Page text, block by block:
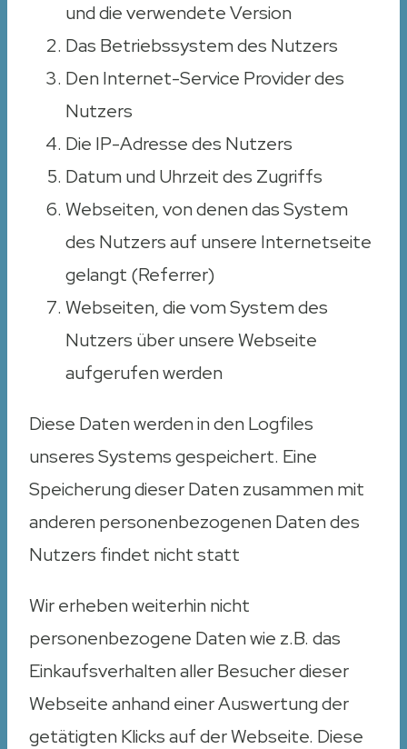
und die verwendete Version
Das Betriebssystem des Nutzers
Den Internet-Service Provider des
Nutzers
Die IP-Adresse des Nutzers
Datum und Uhrzeit des Zugriffs
Webseiten, von denen das System
des Nutzers auf unsere Internetseite
gelangt (Referrer)
Webseiten, die vom System des
Nutzers über unsere Webseite
aufgerufen werden
Diese Daten werden in den Logfiles
unseres Systems gespeichert. Eine
Speicherung dieser Daten zusammen mit
anderen personenbezogenen Daten des
Nutzers findet nicht statt
Wir erheben weiterhin nicht
personenbezogene Daten wie z.B. das
Einkaufsverhalten aller Besucher dieser
Webseite anhand einer Auswertung der
getätigten Klicks auf der Webseite. Diese